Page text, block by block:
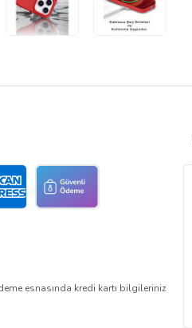
esnasında kredi kartı bilgileriniz